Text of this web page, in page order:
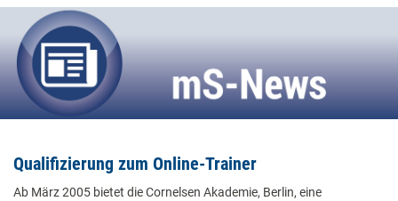
Qualifizierung zum Online-Trainer
Ab März 2005 bietet die Cornelsen Akademie, Berlin, eine